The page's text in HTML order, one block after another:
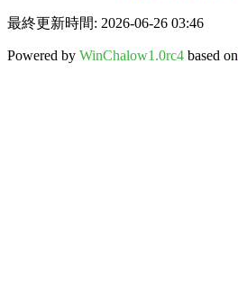
最終更新時間: 2026-06-26 03:46
Powered by WinChalow1.0rc4 based on